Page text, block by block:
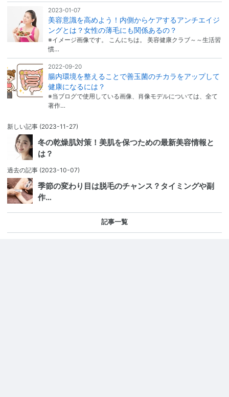
2023-01-07
美容意識を高めよう！内側からケアするアンチエイジ
ングとは？女性の薄毛にも関係あるの？
※イメージ画像です。 こんにちは。 美容健康クラブ～～生活習
慣…
2022-09-20
腸内環境を整えることで善玉菌のチカラをアップして
健康になるには？
※当ブログで使用している画像、肖像モデルについては、全て
著作…
新しい記事 (2023-11-27)
冬の乾燥肌対策！美肌を保つための最新美容情報と
は？
過去の記事 (2023-10-07)
季節の変わり目は脱毛のチャンス？タイミングや副
作…
記事一覧